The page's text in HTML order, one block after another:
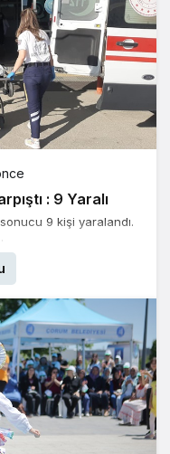
: 9 Yaralı
9 kişi yaralandı.